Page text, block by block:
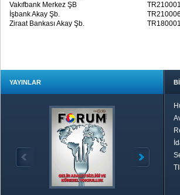
Vakıfbank Merkez ŞB
İşbank Akay Şb.
Ziraat Bankası Akay Şb.
YAYINLAR